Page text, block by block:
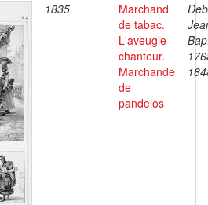
1835
Marchand
de tabac.
L'aveugle
chanteur.
Marchande
de
pandelos